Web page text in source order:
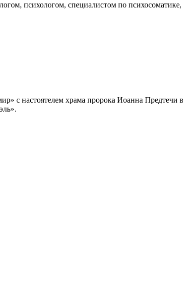
психологом, специалистом по психосоматике,
с настоятелем храма пророка Иоанна Предтечи в